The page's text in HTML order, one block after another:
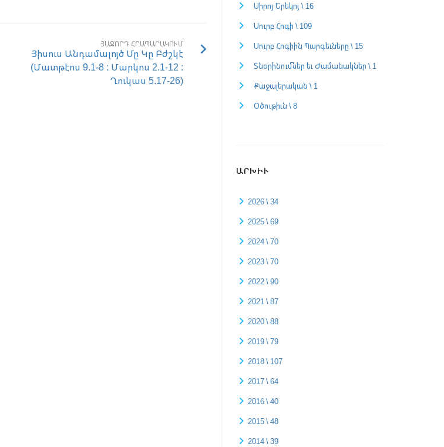
ՅԱՋՈՐԴ ՀՐԱՊԱՐԱԿՈՒՄ
Յիսուս Անդամալոյծ Մը Կը Բժշկէ
(Մատթէոս 9.1-8 : Մարկոս 2.1-12 :
Ղուկաս 5.17-26)
Սիրոյ Երեկոյ \ 16
Սուրբ Հոգի \ 109
Սուրբ Հոգիին Պարգեւները \ 15
Տնօրինումներ եւ Ժամանակներ \ 1
Քաջալերական \ 1
Օծութիւն \ 8
ԱՐԽԻՒ
2026 \ 34
2025 \ 69
2024 \ 70
2023 \ 70
2022 \ 90
2021 \ 87
2020 \ 88
2019 \ 79
2018 \ 107
2017 \ 64
2016 \ 40
2015 \ 48
2014 \ 39